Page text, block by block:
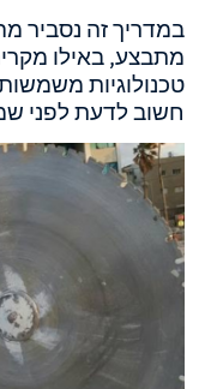
במדריך זה נסביר
מתבצע, באילו
טכנולוגיות
חשוב לדעת לפני